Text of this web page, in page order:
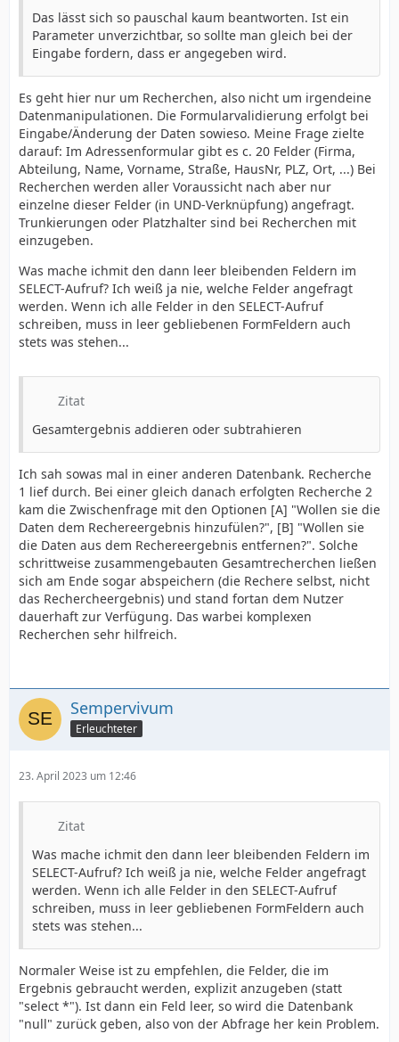
Das lässt sich so pauschal kaum beantworten. Ist ein
Parameter unverzichtbar, so sollte man gleich bei der
Eingabe fordern, dass er angegeben wird.
Es geht hier nur um Recherchen, also nicht um irgendeine
Datenmanipulationen. Die Formularvalidierung erfolgt bei
Eingabe/Änderung der Daten sowieso. Meine Frage zielte
darauf: Im Adressenformular gibt es c. 20 Felder (Firma,
Abteilung, Name, Vorname, Straße, HausNr, PLZ, Ort, ...) Bei
Recherchen werden aller Voraussicht nach aber nur
einzelne dieser Felder (in UND-Verknüpfung) angefragt.
Trunkierungen oder Platzhalter sind bei Recherchen mit
einzugeben.
Was mache ichmit den dann leer bleibenden Feldern im
SELECT-Aufruf? Ich weiß ja nie, welche Felder angefragt
werden. Wenn ich alle Felder in den SELECT-Aufruf
schreiben, muss in leer gebliebenen FormFeldern auch
stets was stehen...
Zitat
Gesamtergebnis addieren oder subtrahieren
Ich sah sowas mal in einer anderen Datenbank. Recherche
1 lief durch. Bei einer gleich danach erfolgten Recherche 2
kam die Zwischenfrage mit den Optionen [A] "Wollen sie die
Daten dem Rechereergebnis hinzufülen?", [B] "Wollen sie
die Daten aus dem Rechereergebnis entfernen?". Solche
schrittweise zusammengebauten Gesamtrecherchen ließen
sich am Ende sogar abspeichern (die Rechere selbst, nicht
das Rechercheergebnis) und stand fortan dem Nutzer
dauerhaft zur Verfügung. Das warbei komplexen
Recherchen sehr hilfreich.
Sempervivum
Erleuchteter
23. April 2023 um 12:46
Zitat
Was mache ichmit den dann leer bleibenden Feldern im
SELECT-Aufruf? Ich weiß ja nie, welche Felder angefragt
werden. Wenn ich alle Felder in den SELECT-Aufruf
schreiben, muss in leer gebliebenen FormFeldern auch
stets was stehen...
Normaler Weise ist zu empfehlen, die Felder, die im
Ergebnis gebraucht werden, explizit anzugeben (statt
"select *"). Ist dann ein Feld leer, so wird die Datenbank
"null" zurück geben, also von der Abfrage her kein Problem.